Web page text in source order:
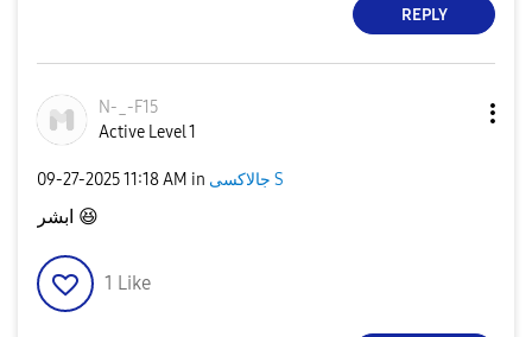
REPLY
N-_-F15
Active Level 1
‎09-27-202511:18 AM in جالاكسى S
😆
1 Like